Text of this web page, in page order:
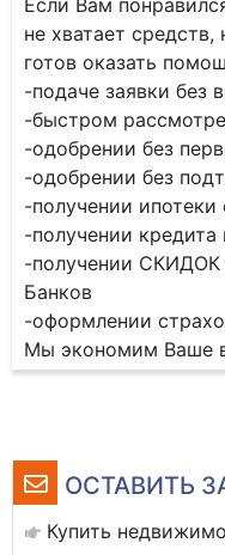
ОСТАВИТЬ
Купить
Если Вам
не хватает
готов оказать
-подаче заявки без
-быстром
-одобрении без
-одобрении без
-получении
-получении
-получении СКИДОК
Банков
-оформлении
Мы экономим Ваше